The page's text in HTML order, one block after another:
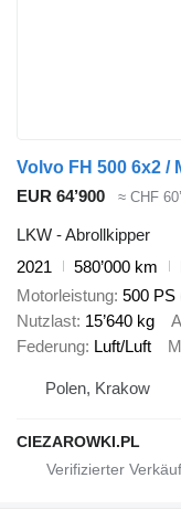
Volvo FH 500 6x2 /
EUR 64’900
≈ CHF
LKW - Abrollkipper
2021
580’000 km
Motorleistung 500 PS
Nutzlast 15’640 kg
Federung Luft/Luft
Polen, Krakow
CIEZAROWKI.PL